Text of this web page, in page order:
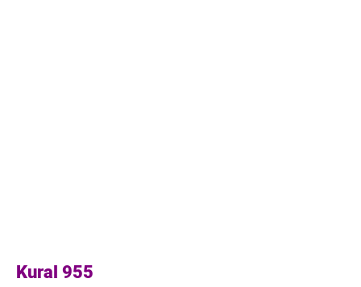
Kural 955